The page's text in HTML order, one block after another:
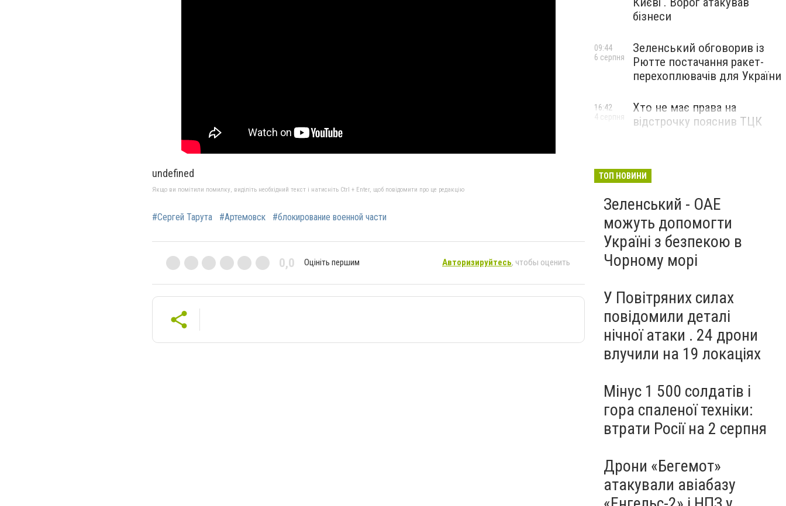
undefined
Якщо ви помітили помилку, виділіть необхідний текст і натисніть Ctrl + Enter, щоб повідомити про це редакцію
#Сергей Тарута #Артемовск #блокирование военной части
0,0 Оцініть першим Авторизируйтесь, чтобы оценить
бізнеси
Зеленський обговорив із
Рютте постачання ракет-
перехоплювачів для України
09:44
6 серпня
Хто не має права на
відстрочку пояснив ТЦК
16:42
4 серпня
ТОП НОВИНИ
Зеленський - ОАЕ
можуть допомогти
Україні з безпекою в
Чорному морі
У Повітряних силах
повідомили деталі
нічної атаки . 24 дрони
влучили на 19 локаціях
Мінус 1 500 солдатів і
гора спаленої техніки:
втрати Росії на 2 серпня
Дрони «Бегемот»
атакували авіабазу